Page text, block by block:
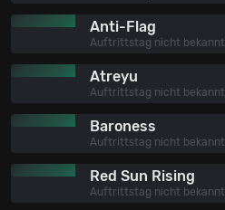
Anti-Flag
Auftrittstag nicht bekannt
Atreyu
Auftrittstag nicht bekannt
Baroness
Auftrittstag nicht bekannt
Red Sun Rising
Auftrittstag nicht bekannt